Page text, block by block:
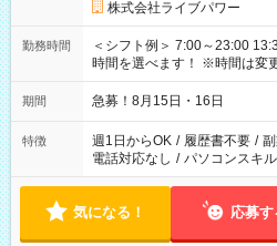
株式会社ライブパワー
勤務時間
＜シフト例＞ 7:00～23:00 13:30～22:00 上記
時間を選べます！ ※時間は変
期間 急募！8月15日・16日
特徴 週1日からOK / 履歴書不要 /
電話対応なし / パソコンスキ
気になる！ 応募す